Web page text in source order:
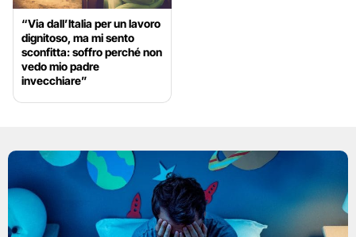
“Via dall’Italia per un lavoro
dignitoso, ma mi sento
sconfitta: soffro perché non
vedo mio padre
invecchiare”